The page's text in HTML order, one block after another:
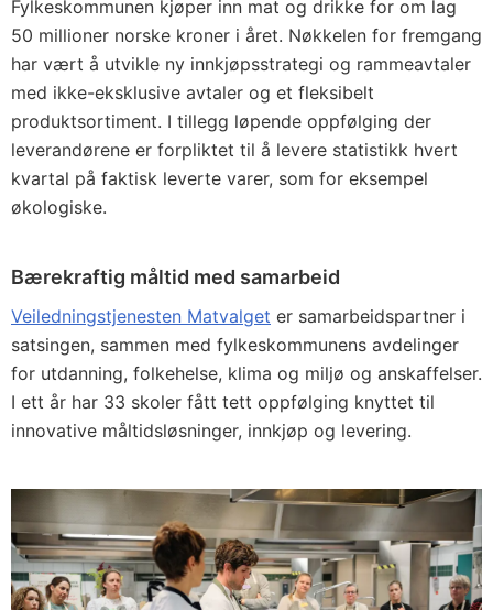
Fylkeskommunen kjøper inn mat og drikke for om lag
50 millioner norske kroner i året. Nøkkelen for fremgang
har vært å utvikle ny innkjøpsstrategi og rammeavtaler
med ikke-eksklusive avtaler og et fleksibelt
produktsortiment. I tillegg løpende oppfølging der
leverandørene er forpliktet til å levere statistikk hvert
kvartal på faktisk leverte varer, som for eksempel
økologiske.
Bærekraftig måltid med samarbeid
Veiledningstjenesten Matvalget er samarbeidspartner i
satsingen, sammen med fylkeskommunens avdelinger
for utdanning, folkehelse, klima og miljø og anskaffelser.
I ett år har 33 skoler fått tett oppfølging knyttet til
innovative måltidsløsninger, innkjøp og levering.